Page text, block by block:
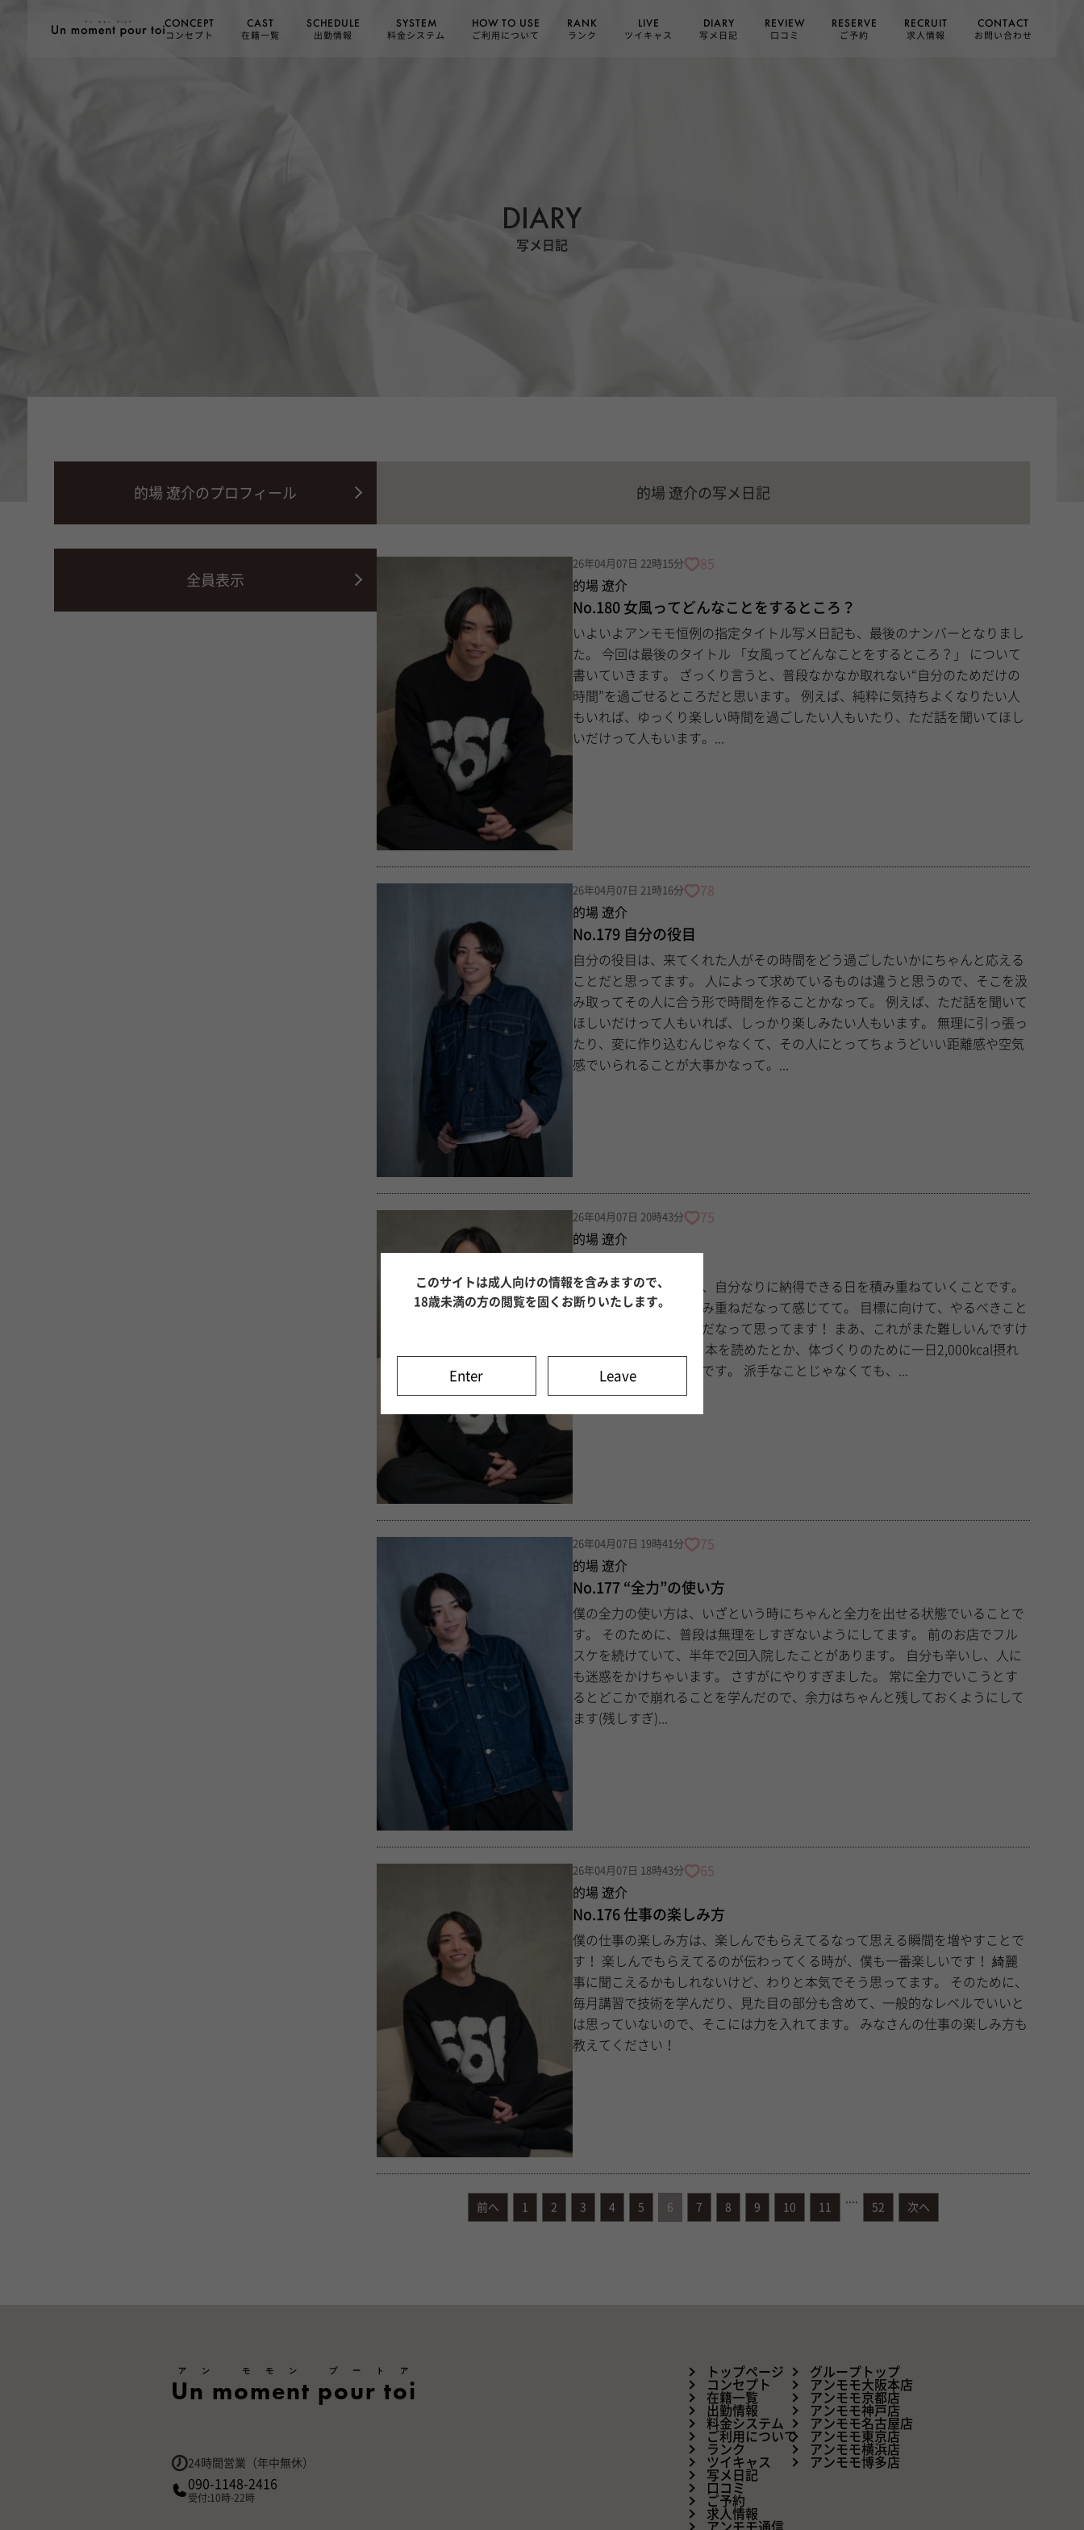
DIARY
写メ日記
CONCEPT
コンセプト
CAST
在籍一覧
SCHEDULE
出勤情報
SYSTEM
料金システム
HOW TO USE
ご利用について
RANK
ランク
LIVE
ツイキャス
DIARY
写メ日記
REVIEW
口コミ
RESERVE
ご予約
RECRUIT
求人情報
CONTACT
お問い合わせ
的場 遼介のプロフィール
全員表示
的場 遼介の写メ日記
26年04月07日 22時15分
85
的場 遼介
No.180 女風ってどんなことをするところ？
いよいよアンモモ恒例の指定タイトル写メ日記も、最後のナンバーとなりまし
た。 今回は最後のタイトル 「女風ってどんなことをするところ？」 について
書いていきます。 ざっくり言うと、普段なかなか取れない“自分のためだけの
時間”を過ごせるところだと思います。 例えば、純粋に気持ちよくなりたい人
もいれば、ゆっくり楽しい時間を過ごしたい人もいたり、ただ話を聞いてほし
いだけって人もいます。...
26年04月07日 21時16分
78
的場 遼介
No.179 自分の役目
自分の役目は、来てくれた人がその時間をどう過ごしたいかにちゃんと応える
ことだと思ってます。 人によって求めているものは違うと思うので、そこを汲
み取ってその人に合う形で時間を作ることかなって。 例えば、ただ話を聞いて
ほしいだけって人もいれば、しっかり楽しみたい人もいます。 無理に引っ張っ
たり、変に作り込むんじゃなくて、その人にとってちょうどいい距離感や空気
感でいられることが大事かなって。...
26年04月07日 20時43分
75
的場 遼介
僕の中での生き甲斐は、自分なりに納得できる日を積み重ねていくことです。
最近、結局人生って積み重ねだなって感じてて。 目標に向けて、やるべきこと
をただやっていくだけだなって思ってます！ まあ、これがまた難しいんですけ
たとか、そういうことです。 派手なことじゃなくても、...
26年04月07日 19時41分
75
的場 遼介
No.177 “全力”の使い方
僕の全力の使い方は、いざという時にちゃんと全力を出せる状態でいることで
す。 そのために、普段は無理をしすぎないようにしてます。 前のお店でフル
スケを続けていて、半年で2回入院したことがあります。 自分も辛いし、人に
も迷惑をかけちゃいます。 さすがにやりすぎました。 常に全力でいこうとす
るとどこかで崩れることを学んだので、余力はちゃんと残しておくようにして
ます(残しすぎ)...
26年04月07日 18時43分
65
的場 遼介
No.176 仕事の楽しみ方
僕の仕事の楽しみ方は、楽しんでもらえてるなって思える瞬間を増やすことで
す！ 楽しんでもらえてるのが伝わってくる時が、僕も一番楽しいです！ 綺麗
事に聞こえるかもしれないけど、わりと本気でそう思ってます。 そのために、
毎月講習で技術を学んだり、見た目の部分も含めて、一般的なレベルでいいと
は思っていないので、そこには力を入れてます。 みなさんの仕事の楽しみ方も
教えてください！
前へ 1 2 3 4 5 6 7 8 9 10 11 52 次へ
Un moment pour toi
アン モモン プートア
24時間営業（年中無休）
090-1148-2416
受付:10時-22時
トップページ
コンセプト
在籍一覧
出勤情報
料金システム
ご利用について
ランク
ツイキャス
写メ日記
口コミ
ご予約
求人情報
アンモモ通信
グループトップ
アンモモ大阪本店
アンモモ京都店
アンモモ神戸店
アンモモ名古屋店
アンモモ東京店
アンモモ横浜店
アンモモ博多店
このサイトは成人向けの情報を含みますので、
18歳未満の方の閲覧を固くお断りいたします。
Enter Leave